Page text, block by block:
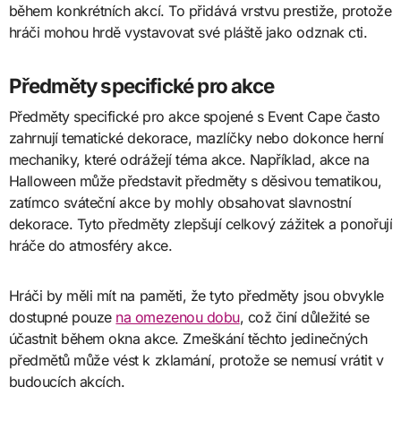
během konkrétních akcí. To přidává vrstvu prestiže, protože
hráči mohou hrdě vystavovat své pláště jako odznak cti.
Předměty specifické pro akce
Předměty specifické pro akce spojené s Event Cape často
zahrnují tematické dekorace, mazlíčky nebo dokonce herní
mechaniky, které odrážejí téma akce. Například, akce na
Halloween může představit předměty s děsivou tematikou,
zatímco sváteční akce by mohly obsahovat slavnostní
dekorace. Tyto předměty zlepšují celkový zážitek a ponořují
hráče do atmosféry akce.
Hráči by měli mít na paměti, že tyto předměty jsou obvykle
dostupné pouze na omezenou dobu, což činí důležité se
účastnit během okna akce. Zmeškání těchto jedinečných
předmětů může vést k zklamání, protože se nemusí vrátit v
budoucích akcích.